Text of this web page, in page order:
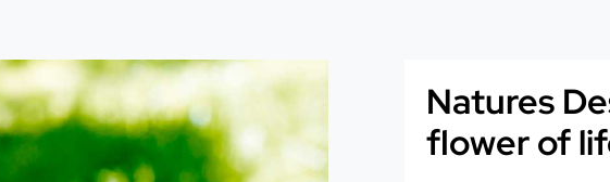
Natures
flower of